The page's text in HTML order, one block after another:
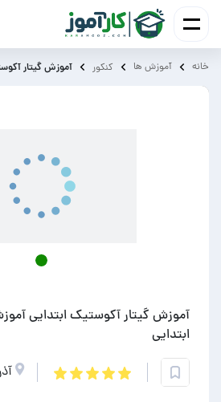
خانه آموزش ‌ها کنکور آموزش گیتار
آموزش گیتار آکوستیک ابتدایی
ابتدایی